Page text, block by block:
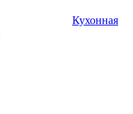
Кухонная